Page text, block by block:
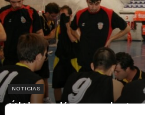
NOTICIAS
Último día para la